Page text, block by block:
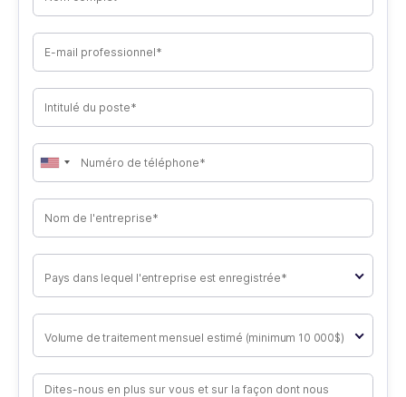
Pays dans lequel l'entreprise est enregistrée*
Volume de traitement mensuel estimé (minimum 10 000$)